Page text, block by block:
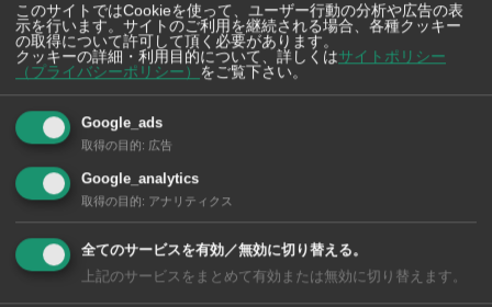
（オヤシキホームズ バンコク）
シームレスな提案と最新の管理システムでタイの
不動産にまつわるすベてに対応
金行のスタッフによると、犯人は女性に拳銃を突きつけ
このサイトではCookieを使って、ユーザー行動の分析や広告の表
示を行います。サイトのご利用を継続される場合、各種クッキー
の取得について許可して頂く必要があります。
クッキーの詳細・利用目的について、詳しくはサイトポリシー
（プライバシーポリシー）
をご覧下さい。
Google_ads
取得の目的: 広告
Google_analytics
取得の目的: アナリティクス
全てのサービスを有効／無効に切り替える。
上記のサービスをまとめて有効または無効に切り替えます。